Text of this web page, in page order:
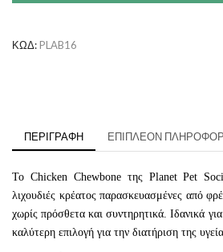
Chewbone
ΚΩΔ: PLAB16
ΠΕΡΙΓΡΑΦΉ ΕΠΙΠΛΈΟΝ
Το Chicken Chewbone της Planet Pet
λιχουδιές κρέατος παρασκευασμένες από
χωρίς πρόσθετα και συντηρητικά. Ιδανικά
καλύτερη επιλογή για την διατήριση της